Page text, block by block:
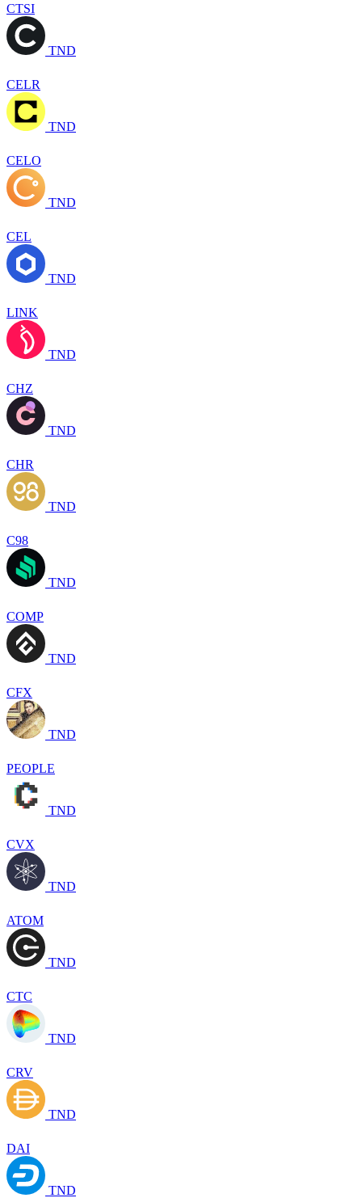
CTSI
TND
CELR
TND
CELO
TND
CEL
TND
LINK
TND
CHZ
TND
CHR
TND
C98
TND
COMP
TND
CFX
TND
PEOPLE
TND
CVX
TND
ATOM
TND
CTC
TND
CRV
TND
DAI
TND